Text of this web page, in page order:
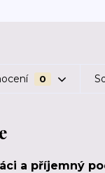
0
a příjemný